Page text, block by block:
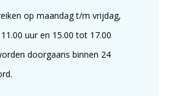
op maandag t/m vrijdag,
uur en 15.00 tot 17.00
doorgaans binnen 24